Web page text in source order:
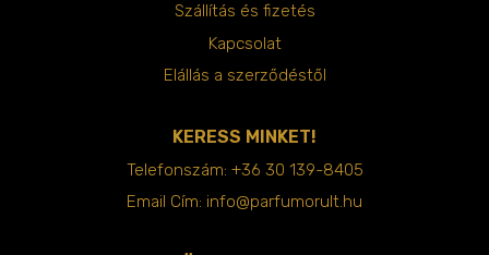
Szállítás és fizetés
Kapcsolat
Elállás a szerződéstől
KERESS MINKET!
Telefonszám: +36 30 139-8405
Email Cím: info@parfumorult.hu